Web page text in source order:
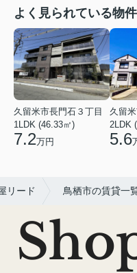
よく見られている物件
久留米市長門石３丁目
1LDK (46.33㎡)
7.2万円
久留
2LDK
5.6
リード 鳥栖市の賃貸一